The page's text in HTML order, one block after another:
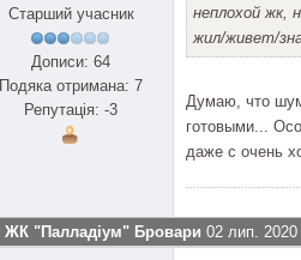
Старший учасник
Дописи: 64
Подяка отримана: 7
Репутація: -3
неплохой жк,
жил/живет/
Думаю, что
готовыми...
даже с очень
ЖК "Палладіум" Бровари 02 лип. 2020